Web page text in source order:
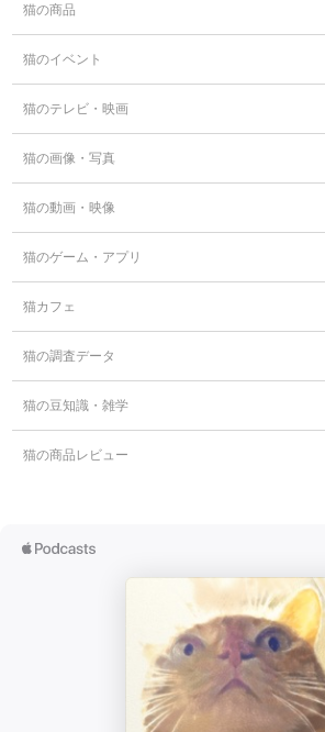
猫の商品
猫のイベント
猫のテレビ・映画
猫の画像・写真
猫の動画・映像
猫のゲーム・アプリ
猫カフェ
猫の調査データ
猫の豆知識・雑学
猫の商品レビュー